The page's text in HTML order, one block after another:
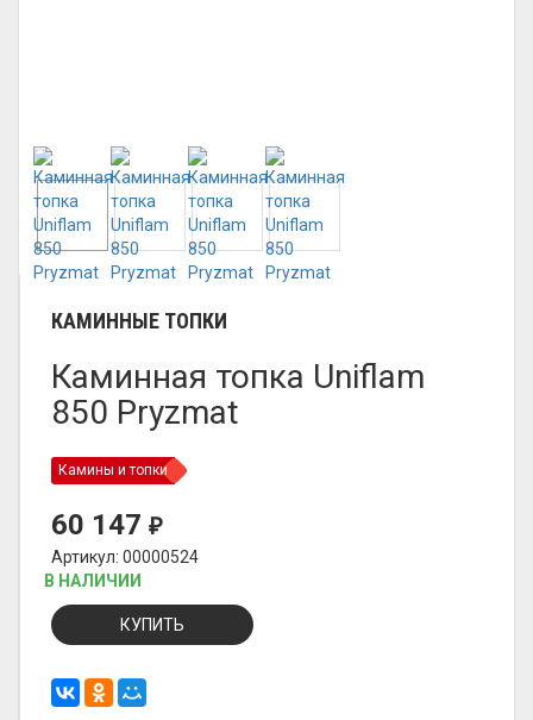
КАМИННЫЕ ТОПКИ
Каминная топка Uniflam
850 Pryzmat
Камины и топки
60 147 ₽
Артикул: 00000524
В НАЛИЧИИ
КУПИТЬ